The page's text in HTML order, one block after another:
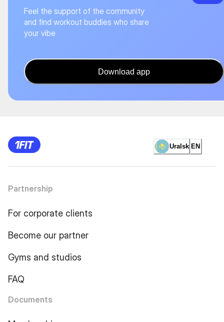
Feel the support of the community
and find workout buddies who share
your vibe
Download app
Uralsk EN
Partnership
For corporate clients
Become our partner
Gyms and studios
FAQ
Documents